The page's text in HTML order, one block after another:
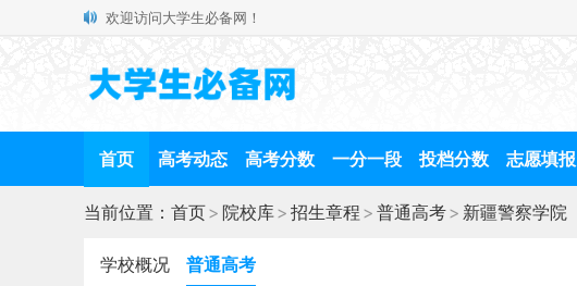
欢迎访问大学生必备网！
首页 高考动态 高考分数 一分一段 投档分数 志愿填报
当前位置： 首页> 院校库> 招生章程 > 普通高考> 新疆警察学院
学校概况 普通高考